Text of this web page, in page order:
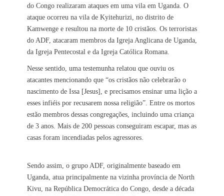
do Congo realizaram ataques em uma vila em Uganda. O
ataque ocorreu na vila de Kyitehurizi, no distrito de
Kamwenge e resultou na morte de 10 cristãos. Os terroristas
do ADF, atacaram membros da Igreja Anglicana de Uganda,
da Igreja Pentecostal e da Igreja Católica Romana.
Nesse sentido, uma testemunha relatou que ouviu os
atacantes mencionando que “os cristãos não celebrarão o
nascimento de Issa [Jesus], e precisamos ensinar uma lição a
esses infiéis por recusarem nossa religião”. Entre os mortos
estão membros dessas congregações, incluindo uma criança
de 3 anos. Mais de 200 pessoas conseguiram escapar, mas as
casas foram incendiadas pelos agressores.
Sendo assim, o grupo ADF, originalmente baseado em
Uganda, atua principalmente na vizinha província de North
Kivu, na República Democrática do Congo, desde a década